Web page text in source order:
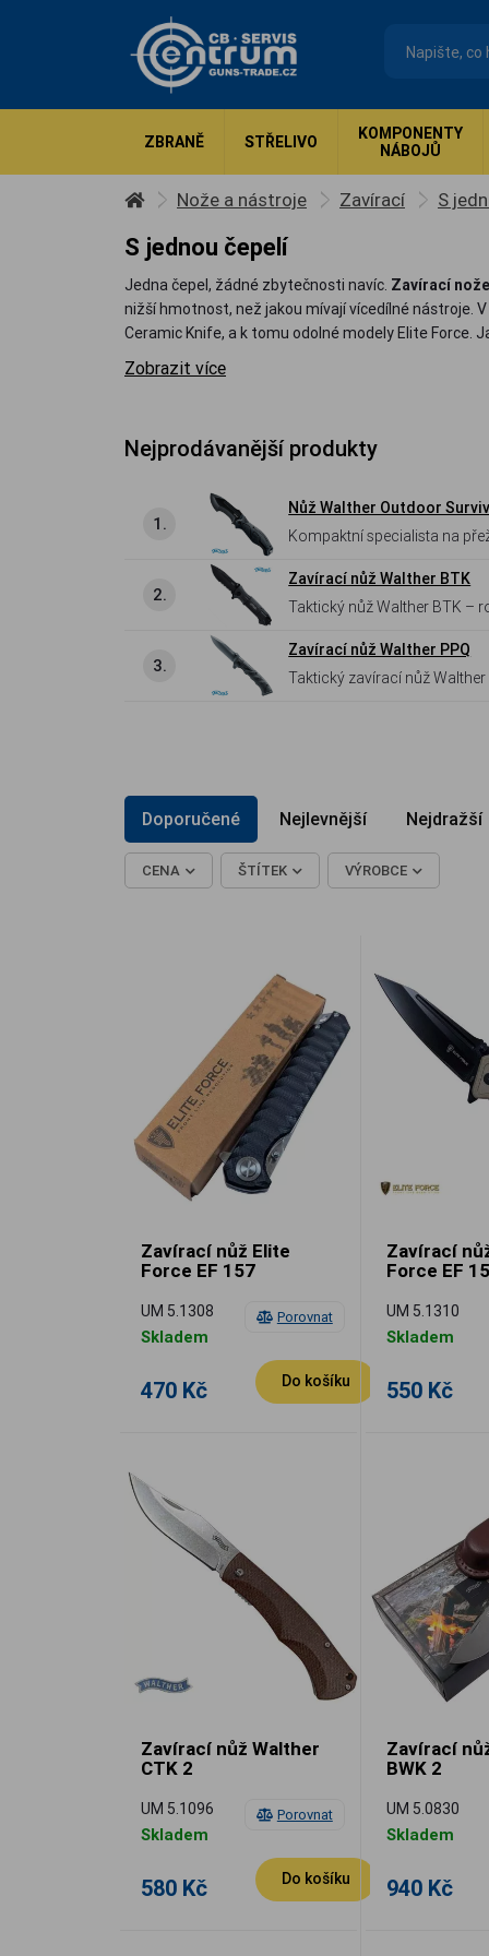
ZBRANĚ STŘELIVO
KOMPONENTY
NÁBOJŮ
Nože a nástroje Zavírací S
S jednou čepelí
Jedna čepel, žádné zbytečnosti navíc. Zavírací
nižší hmotnost, než jakou mívají vícedílné nástroje.
Ceramic Knife, a k tomu odolné modely Elite Force.
Zobrazit více
Nejprodávanější produkty
1.
Nůž Walther Outdoor
Kompaktní specialista na přežití v terénu Robustní zavírací nůž s unikátně
pojistce Liner Lock a
outdoorovou expedici.
2.
Zavírací nůž Walther BTK
Taktický nůž Walther BTK –
3.
Zavírací nůž Walther PPQ
Taktický zavírací nůž
Doporučené Nejlevnější Nejdražší
CENA ŠTÍTEK VÝROBCE
Porovnat
Zavírací nůž Elite
Force EF 157
UM 5.1308
Skladem
470 Kč Do košíku
Zavírací
Force EF
UM 5.1310
Skladem
550 Kč
Porovnat
Zavírací nůž Walther
CTK 2
UM 5.1096
Skladem
580 Kč Do košíku
Zavírací
BWK 2
UM 5.0830
Skladem
940 Kč